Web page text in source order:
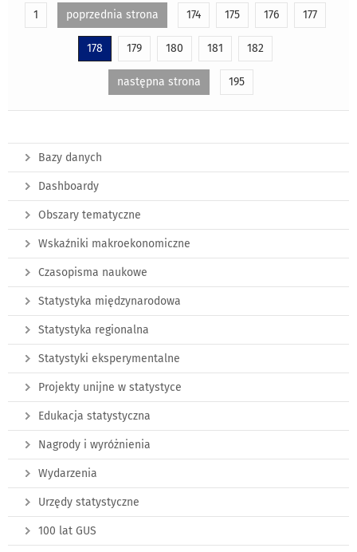
1 poprzednia strona 174 175 176 177
178 179 180 181 182
następna strona 195
Bazy danych
Dashboardy
Obszary tematyczne
Wskaźniki makroekonomiczne
Czasopisma naukowe
Statystyka międzynarodowa
Statystyka regionalna
Statystyki eksperymentalne
Projekty unijne w statystyce
Edukacja statystyczna
Nagrody i wyróżnienia
Wydarzenia
Urzędy statystyczne
100 lat GUS